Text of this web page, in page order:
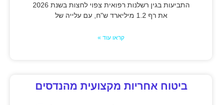
התביעות בגין רשלנות רפואית צפוי לחצות בשנת 2026
את רף 1.2 מיליארד ש"ח, עם עלייה של
קראו עוד »
ביטוח אחריות מקצועית מהנדסים